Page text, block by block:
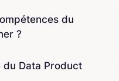
du
?
du Data Product